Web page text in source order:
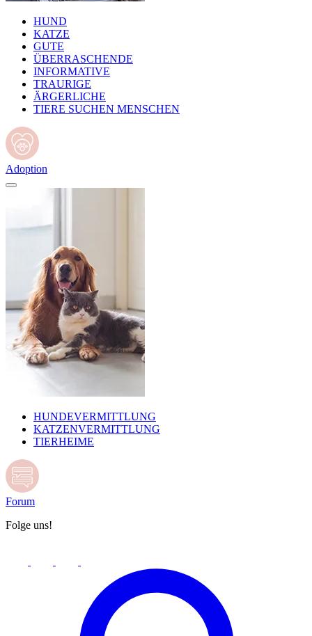
HUND
KATZE
GUTE
ÜBERRASCHENDE
INFORMATIVE
TRAURIGE
ÄRGERLICHE
TIERE SUCHEN MENSCHEN
Adoption
HUNDEVERMITTLUNG
KATZENVERMITTLUNG
TIERHEIME
Forum
Folge uns!